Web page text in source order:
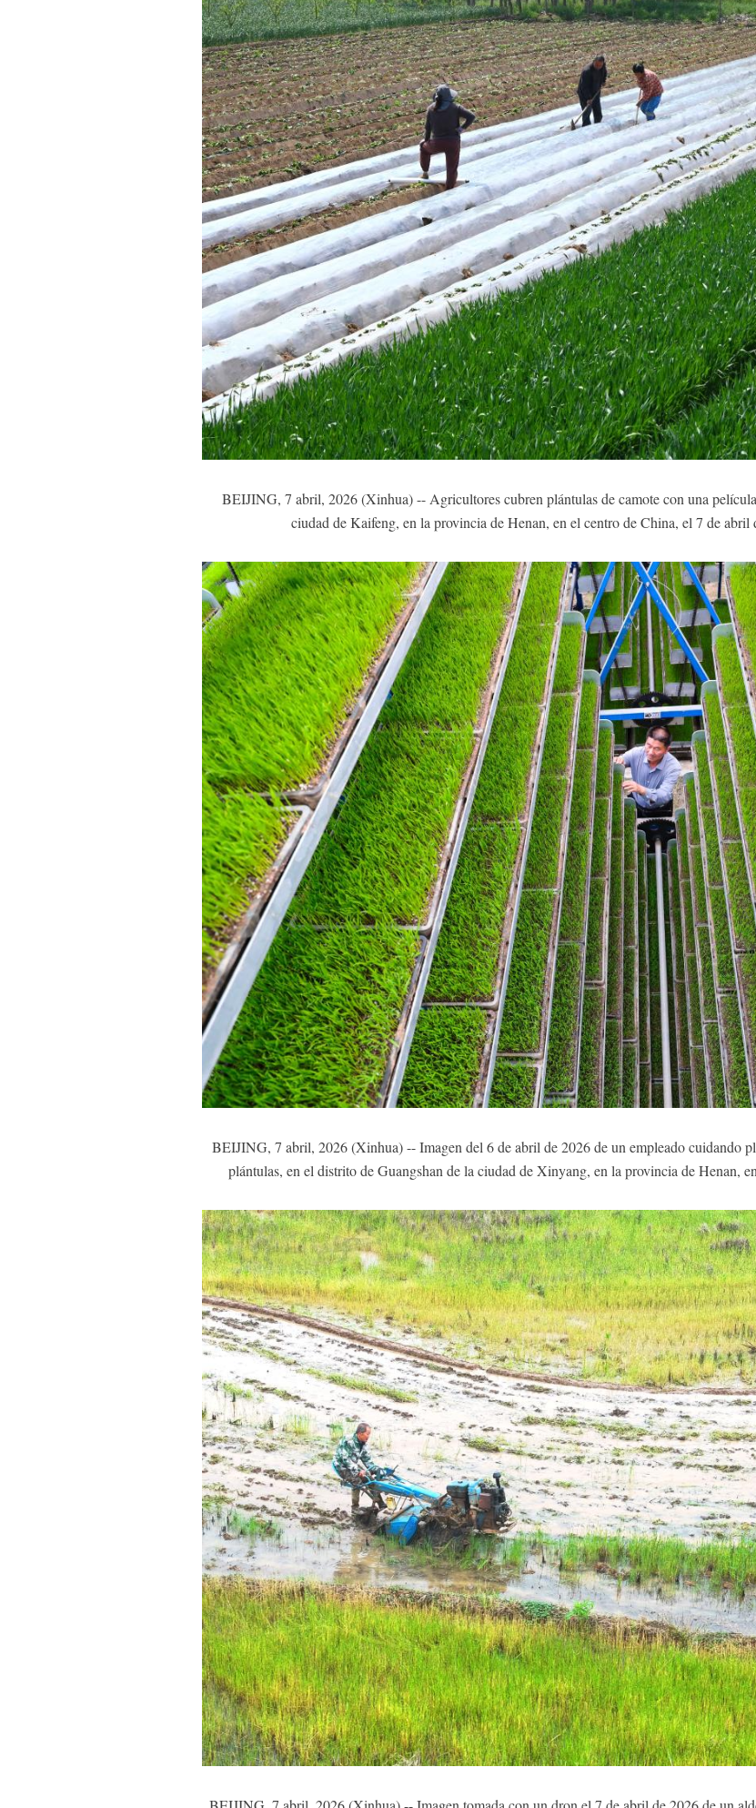
BEIJING, 7 abril, 2026 (Xinhua) -- Agricultores cubren plántulas de camote con una
ciudad de Kaifeng, en la provincia de Henan, en el centro de China, el 7 de
BEIJING, 7 abril, 2026 (Xinhua) -- Imagen del 6 de abril de 2026 de un empleado cuidando
plántulas, en el distrito de Guangshan de la ciudad de Xinyang, en la provincia de Henan,